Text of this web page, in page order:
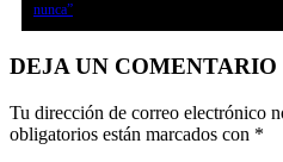
nunca”
DEJA UN COMENTARIO
Tu dirección de correo electrónico
obligatorios están marcados con *